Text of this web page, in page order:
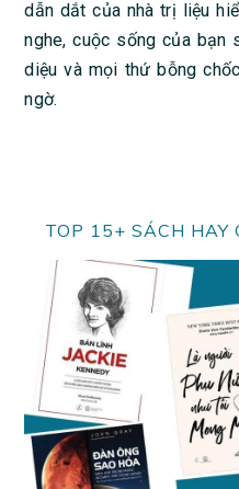
dẫn dắt của nhà trị liệu
nghe, cuộc sống của bạn
diệu và mọi thứ bỗng
ngờ.
TOP 15+ SÁCH HAY